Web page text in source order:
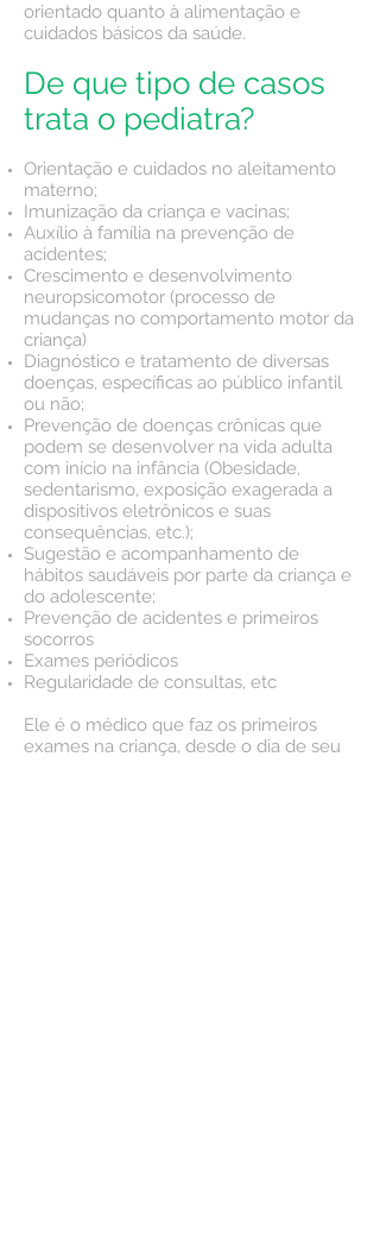
orientado quanto à alimentação e
cuidados básicos da saúde.
De que tipo de casos
trata o pediatra?
Orientação e cuidados no aleitamento
materno;
Imunização da criança e vacinas;
Auxílio à família na prevenção de
acidentes;
Crescimento e desenvolvimento
neuropsicomotor (processo de
mudanças no comportamento motor da
criança)
Diagnóstico e tratamento de diversas
doenças, específicas ao público infantil
ou não;
Prevenção de doenças crônicas que
podem se desenvolver na vida adulta
com início na infância (Obesidade,
sedentarismo, exposição exagerada a
dispositivos eletrônicos e suas
consequências, etc.);
Sugestão e acompanhamento de
hábitos saudáveis por parte da criança e
do adolescente;
Prevenção de acidentes e primeiros
socorros
Exames periódicos
Regularidade de consultas, etc
Ele é o médico que faz os primeiros
exames na criança, desde o dia de seu